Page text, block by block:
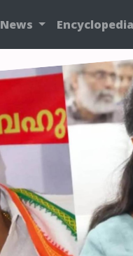
News Encyclopedia